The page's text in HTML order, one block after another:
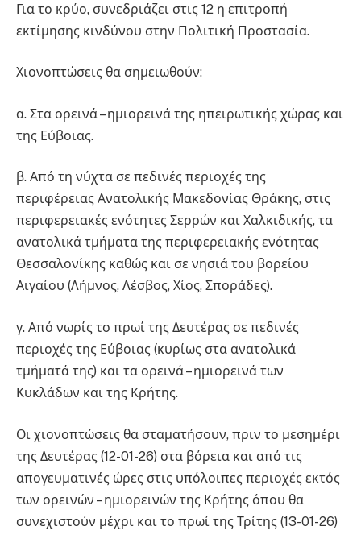
Για το κρύο, συνεδριάζει στις 12 η επιτροπή
εκτίμησης κινδύνου στην Πολιτική Προστασία.
Χιονοπτώσεις θα σημειωθούν:
α. Στα ορεινά – ημιορεινά της ηπειρωτικής χώρας και
της Εύβοιας.
β. Από τη νύχτα σε πεδινές περιοχές της
περιφέρειας Ανατολικής Μακεδονίας Θράκης, στις
περιφερειακές ενότητες Σερρών και Χαλκιδικής, τα
ανατολικά τμήματα της περιφερειακής ενότητας
Θεσσαλονίκης καθώς και σε νησιά του βορείου
Αιγαίου (Λήμνος, Λέσβος, Χίος, Σποράδες).
γ. Από νωρίς το πρωί της Δευτέρας σε πεδινές
περιοχές της Εύβοιας (κυρίως στα ανατολικά
τμήματά της) και τα ορεινά – ημιορεινά των
Κυκλάδων και της Κρήτης.
Οι χιονοπτώσεις θα σταματήσουν, πριν το μεσημέρι
της Δευτέρας (12-01-26) στα βόρεια και από τις
απογευματινές ώρες στις υπόλοιπες περιοχές εκτός
των ορεινών – ημιορεινών της Κρήτης όπου θα
συνεχιστούν μέχρι και το πρωί της Τρίτης (13-01-26)